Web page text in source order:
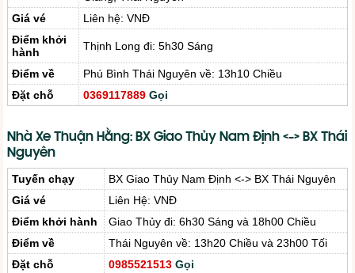
Giá vé
Liên hệ: VNĐ
Điểm khởi
hành
Thịnh Long đi: 5h30 Sáng
Điểm về
Phú Bình Thái Nguyên về: 13h10 Chiều
Đặt chỗ
0369117889 Gọi
Nhà Xe Thuận Hằng: BX Giao Thủy Nam Định <-> BX Thái
Nguyên
Tuyến chạy
BX Giao Thủy Nam Định <-> BX Thái Nguyên
Giá vé
Liên Hệ: VNĐ
Điểm khởi hành
Giao Thủy đi: 6h30 Sáng và 18h00 Chiều
Điểm về
Thái Nguyên về: 13h20 Chiều và 23h00 Tối
Đặt chỗ
0985521513 Gọi